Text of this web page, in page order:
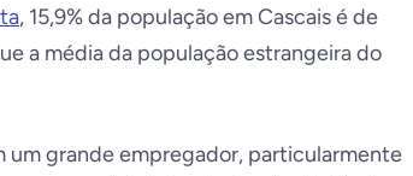
, 15,9% da população em Cascais é de
a média da população estrangeira do
um grande empregador, particularmente